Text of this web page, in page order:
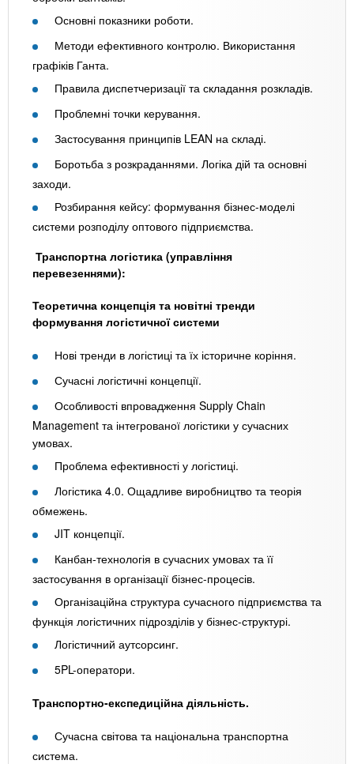
Основні показники роботи.
Методи ефективного контролю. Використання
графіків Ганта.
Правила диспетчеризації та складання розкладів.
Проблемні точки керування.
Застосування принципів LEAN на складі.
Боротьба з розкраданнями. Логіка дій та основні
заходи.
Розбирання кейсу: формування бізнес-моделі
системи розподілу оптового підприємства.
Транспортна логістика (управління
перевезеннями):
Теоретична концепція та новітні тренди
формування логістичної системи
Нові тренди в логістиці та їх історичне коріння.
Сучасні логістичні концепції.
Особливості впровадження Supply Chain
Management та інтегрованої логістики у сучасних
умовах.
Проблема ефективності у логістиці.
Логістика 4.0. Ощадливе виробництво та теорія
обмежень.
JIT концепції.
Канбан-технологія в сучасних умовах та її
застосування в організації бізнес-процесів.
Організаційна структура сучасного підприємства та
функція логістичних підрозділів у бізнес-структурі.
Логістичний аутсорсинг.
5PL-оператори.
Транспортно-експедиційна діяльність.
Сучасна світова та національна транспортна
система.